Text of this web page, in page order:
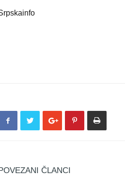
POVEZANI ČLANCI